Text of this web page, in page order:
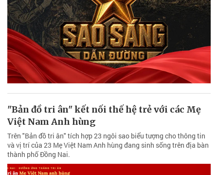
"Bản đồ tri ân" kết nối thế hệ trẻ với các Mẹ
Việt Nam Anh hùng
Trên "Bản đồ tri ân" tích hợp 23 ngôi sao biểu tượng cho thông tin
và vị trí của 23 Mẹ Việt Nam Anh hùng đang sinh sống trên địa bàn
thành phố Đồng Nai.